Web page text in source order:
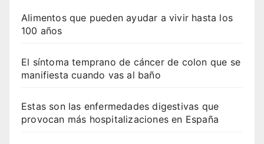
Alimentos que pueden ayudar a vivir hasta los
100 años
El síntoma temprano de cáncer de colon que se
manifiesta cuando vas al baño
Estas son las enfermedades digestivas que
provocan más hospitalizaciones en España